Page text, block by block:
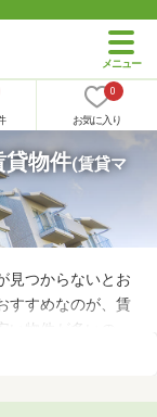
0
お気に入り
貸物件(賃貸マ
見つからないとお
すすめなのが、賃
物件が多いの
おすすめの賃貸ア